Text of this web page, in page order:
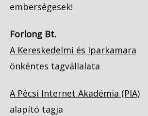
emberségesek!
Forlong Bt.
A Kereskedelmi és Iparkamara
önkéntes tagvállalata
A Pécsi Internet Akadémia (PIA)
alapító tagja